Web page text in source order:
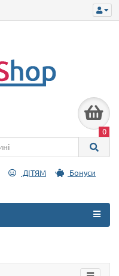
0
ДІТЯМ
Бонуси